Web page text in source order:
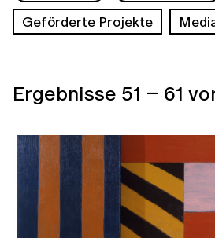
Geförderte Projekte
Ergebnisse 51 – 61